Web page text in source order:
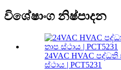
විශේෂාංග නිෂ්පාදන
24VAC HVAC
ස්ථාය | PCT5231